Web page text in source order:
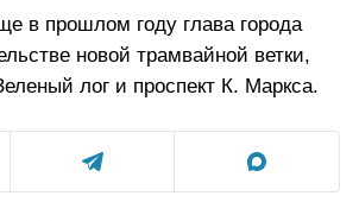
в прошлом году глава города
новой трамвайной ветки,
лог и проспект К. Маркса.